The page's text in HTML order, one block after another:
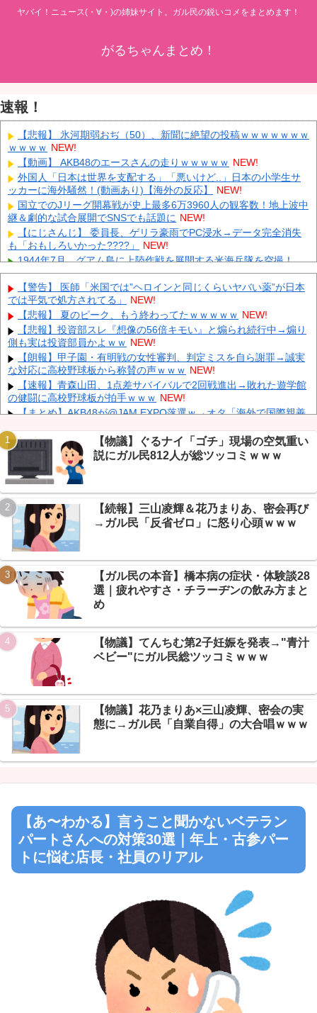
ヤバイ！ニュース(・∀・)の姉妹サイト。ガル民の鋭いコメをまとめます！
がるちゃんまとめ！
速報！
【悲報】 氷河期弱おぢ（50）、新聞に絶望の投稿ｗｗｗｗｗｗｗ
ｗｗｗｗ NEW!
【動画】 AKB48のエースさんの走りｗｗｗｗｗ NEW!
外国人「日本は世界を支配する」「悪いけど..」日本の小学生サ
ッカーに海外騒然！(動画あり)【海外の反応】
NEW!
国立でのJリーグ開幕戦が史上最多6万3960人の観客数！地上波中
継＆劇的な試合展開でSNSでも話題に NEW!
【にじさんじ】 委員長、ゲリラ豪雨でPC浸水→データ完全消失
も「おもしろいかった????」
NEW!
1944年7月、グアム島に上陸作戦を展開する米海兵隊を空撮！
NEW!
【画像】 農家ワイが作ったタマネギ、お前らの想像する1.5倍は
デカいぞ NEW!
韓国サッカーのイメージが墜落 NEW!
【衝撃】 中国製ルーター20機種にバックドア発見！ ネットに繋
ぐだけで35秒ごとに中国のサーバーと通信
中国「大洪水！」中国ダム「決壊」地元民「公式発表より死者多
い！」中国政府「住民拘束！（安否不明」中国当局「救助隊動画も
削除」台風13号「三峡ダム接近中」→ NEW!
Powered by livedoor 相互RSS
【警告】 医師「米国では”ヘロインと同じくらいヤバい薬”が日本
では平気で処方されてる」
NEW!
【悲報】 夏のピーク、もう終わってたｗｗｗｗｗ NEW!
【悲報】投資部スレ『想像の56倍キモい』と煽られ続行中→煽り
側も実は投資部員かよｗｗ NEW!
【朗報】甲子園・有明戦の女性審判、判定ミスを自ら謝罪→誠実
な対応に高校野球板から称賛の声ｗｗｗ NEW!
【速報】青森山田、1点差サバイバルで2回戦進出→敗れた遊学館
の健闘に高校野球板が拍手ｗｗｗ NEW!
【まとめ】AKB48が@JAM EXPO落選ｗ→オタ「海外で国際親善
【緊急】 今の若者に急増している『コレ』依存、めちゃくちゃ深
刻な模様w w w w w w w w w w NEW!
【吉報】 博多どんたくエチすぎるｗｗｗｗｗｗｗｗｗｗｗｗｗｗ
ｗ NEW!
【画像】 福原遥さん、意外とあるｗ NEW!
【朗報】冨安健洋、プレミア復帰でクリスタルパレス加入→鎌田
と同僚に芸スポ+民歓喜ｗｗｗ
NEW!
Powered by livedoor 相互RSS
【物議】ぐるナイ「ゴチ」現場の空気重い
説にガル民812人が総ツッコミｗｗｗ
【続報】三山凌輝＆花乃まりあ、密会再び
→ガル民「反省ゼロ」に怒り心頭ｗｗｗ
【ガル民の本音】橋本病の症状・体験談28
選｜疲れやすさ・チラーヂンの飲み方まと
め
【物議】てんちむ第2子妊娠を発表→"青汁
ベビー"にガル民総ツッコミｗｗｗ
【物議】花乃まりあ×三山凌輝、密会の実
態に→ガル民「自業自得」の大合唱ｗｗｗ
【あ〜わかる】言うこと聞かないベテラン
パートさんへの対策30選｜年上・古参パー
トに悩む店長・社員のリアル